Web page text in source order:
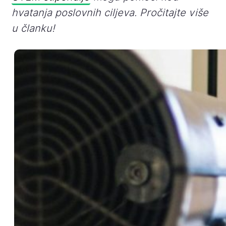
hvatanja poslovnih ciljeva. Pročitajte više
u članku!